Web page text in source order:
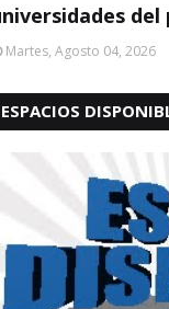
del
Martes, Agosto 04, 2026
ESPACIOS